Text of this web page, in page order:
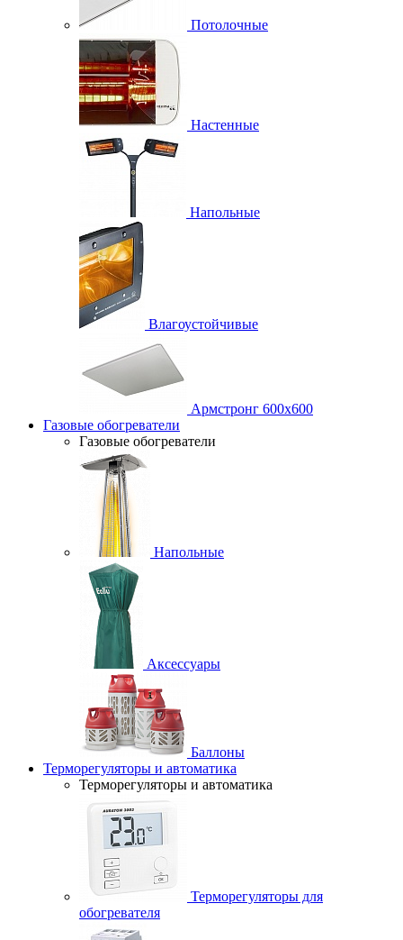
Потолочные
Настенные
Напольные
Влагоустойчивые
Армстронг 600х600
Газовые обогреватели
Газовые обогреватели
Напольные
Аксессуары
Баллоны
Терморегуляторы и автоматика
Терморегуляторы и автоматика
Терморегуляторы для
обогревателя